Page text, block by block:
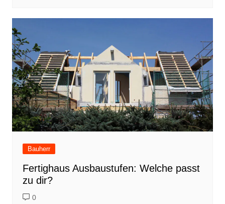
Bauherr
Fertighaus Ausbaustufen: Welche passt
zu dir?
0